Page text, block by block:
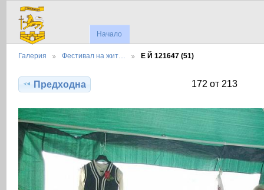
Начало
Галерия Фестивал на жит… Е Й 121647 (51)
Предходна 172 от 213